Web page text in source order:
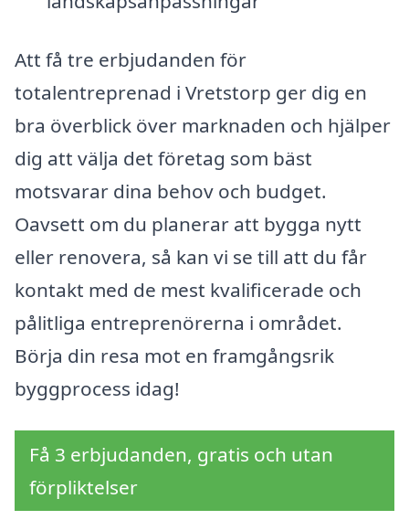
Att få tre erbjudanden för
totalentreprenad i Vretstorp ger dig en
bra överblick över marknaden och hjälper
dig att välja det företag som bäst
motsvarar dina behov och budget.
Oavsett om du planerar att bygga nytt
eller renovera, så kan vi se till att du får
kontakt med de mest kvalificerade och
pålitliga entreprenörerna i området.
Börja din resa mot en framgångsrik
byggprocess idag!
Få 3 erbjudanden, gratis och utan
förpliktelser